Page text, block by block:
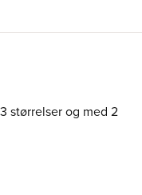
størrelser og med 2